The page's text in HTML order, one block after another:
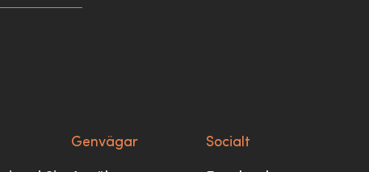
Genvägar Socialt